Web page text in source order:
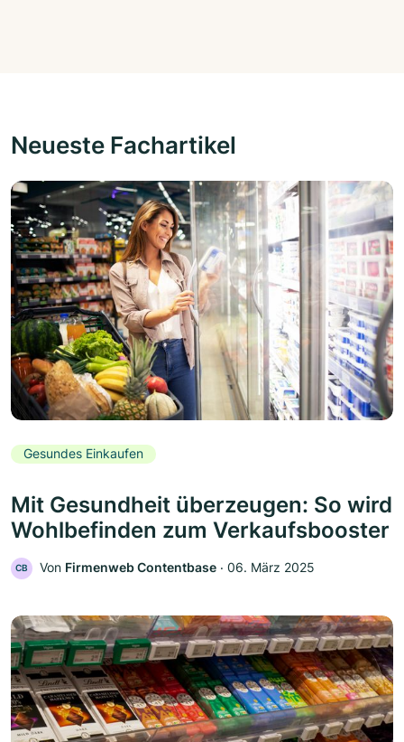
Neueste Fachartikel
Gesundes Einkaufen
Mit Gesundheit überzeugen: So wird
Wohlbefinden zum Verkaufsbooster
CB Von Firmenweb Contentbase ‧ 06. März 2025